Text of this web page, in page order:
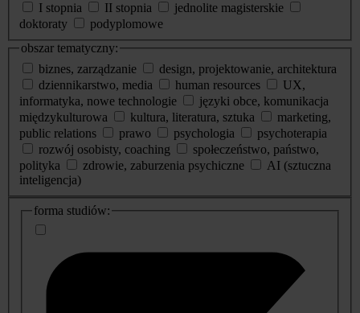
I stopnia
II stopnia
jednolite magisterskie
doktoraty
podyplomowe
obszar tematyczny:
biznes, zarządzanie
design, projektowanie, architektura
dziennikarstwo, media
human resources
UX,
informatyka, nowe technologie
języki obce, komunikacja
międzykulturowa
kultura, literatura, sztuka
marketing,
public relations
prawo psychologia
psychoterapia
rozwój osobisty, coaching
społeczeństwo, państwo,
polityka
zdrowie, zaburzenia psychiczne
AI (sztuczna
inteligencja)
dodatkowe
informacje
forma studiów: